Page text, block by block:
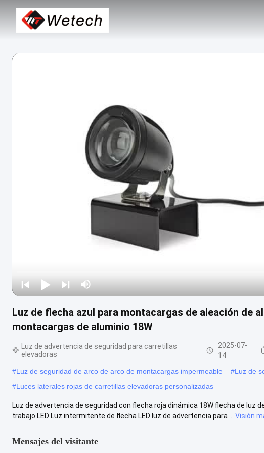
Luz de flecha azul para montacargas de aleación de
montacargas de aluminio 18W
Luz de advertencia de seguridad para carretillas
elevadoras
2025-07-
14
#Luz de seguridad de arco de arco de montacargas impermeable #Luz de
#Luces laterales rojas de carretillas elevadoras personalizadas
Luz de advertencia de seguridad con flecha roja dinámica 18W flecha de
trabajo LED Luz intermitente de flecha LED luz de advertencia para ...
Visión
Mensajes del visitante